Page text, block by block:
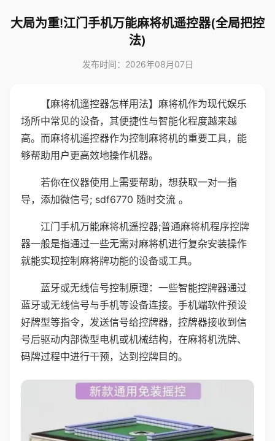
大局为重!江门手机万能麻将机遥控器(全局把控
法)
发布时间：2026年08月07日
【麻将机遥控器怎样用法】麻将机作为现代娱乐
场所中常见的设备，其便捷性与智能化程度越来越
高。而麻将机遥控器作为控制麻将机的重要工具，能
够帮助用户更高效地操作机器。
若你在仪器使用上需要帮助，想获取一对一指
导，添加微信号; sdf6770 随时交流 。
江门手机万能麻将机遥控器;普通麻将机程序控牌
器一般是指通过一些无需对麻将机进行复杂安装操作
就能实现控制麻将牌功能的设备或工具。
蓝牙或无线信号控制原理：一些智能控牌器通过
蓝牙或无线信号与手机等设备连接。手机端软件预设
好牌型等指令，发送信号给控牌器，控牌器接收到信
号后驱动内部微型电机或机械结构，在麻将机洗牌、
码牌过程中进行干预，达到控牌目的。